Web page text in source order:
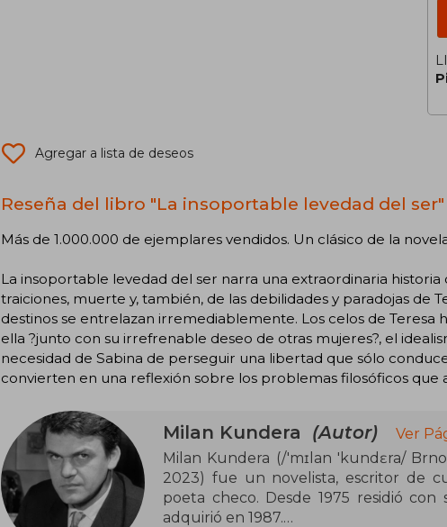
Agregar a lista de deseos
Reseña del libro "La insoportable levedad del ser"
Más de 1.000.000 de ejemplares vendidos. Un clásico de la
La insoportable levedad del ser narra una extraordinaria historia
traiciones, muerte y, también, de las debilidades y paradojas de
destinos se entrelazan irremediablemente. Los celos de Teresa
ella ?junto con su irrefrenable deseo de otras mujeres?, el
necesidad de Sabina de perseguir una libertad que sólo
convierten en una reflexión sobre los problemas filosóficos que
Milan Kundera (Autor)
Ver
Milan Kundera (/'mɪlan 'kundɛra/
2023)​ fue un novelista, escritor de
poeta checo.​ Desde 1975 residió
adquirió en 1987.